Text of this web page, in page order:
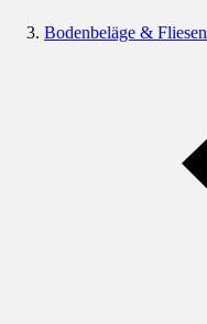
Bodenbeläge & Fliesen